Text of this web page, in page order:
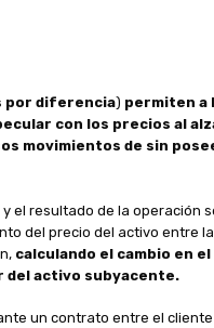
por diferencia) permiten a
con los precios al
movimientos de sin
y el resultado de la operación
del precio del activo entre
calculando el cambio en
del activo subyacente.
un contrato entre el cliente